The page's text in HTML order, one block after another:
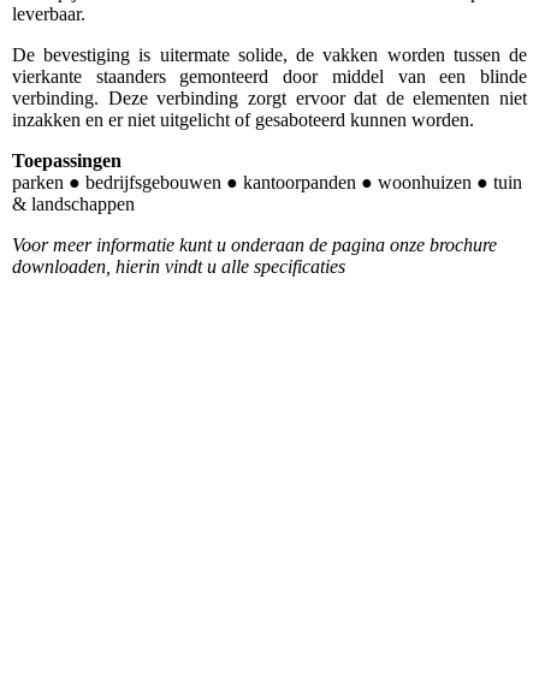
leverbaar.
De bevestiging is uitermate solide, de vakken worden tussen de
vierkante staanders gemonteerd door middel van een blinde
verbinding. Deze verbinding zorgt ervoor dat de elementen niet
inzakken en er niet uitgelicht of gesaboteerd kunnen worden.
Toepassingen
parken ● bedrijfsgebouwen ● kantoorpanden ● woonhuizen ● tuin
& landschappen
Voor meer informatie kunt u onderaan de pagina onze brochure
downloaden, hierin vindt u alle specificaties